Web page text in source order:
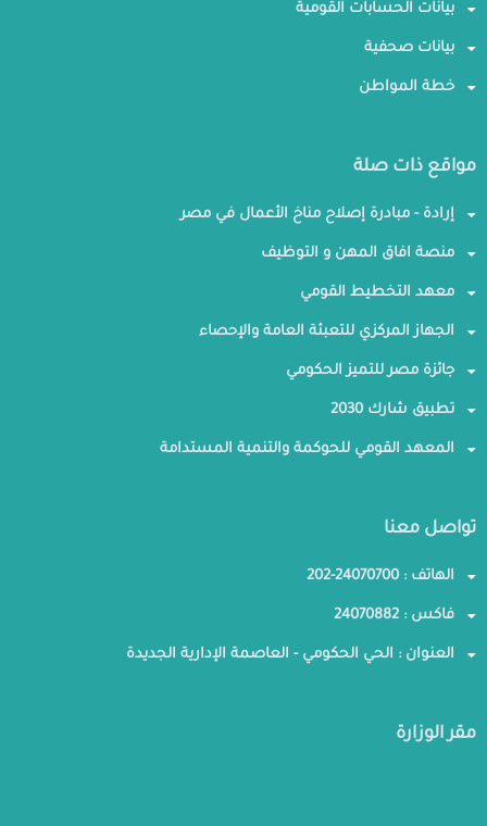
بيانات الحسابات القومية
بيانات صحفية
خطة المواطن
مواقع ذات صلة
إرادة - مبادرة إصلاح مناخ الأعمال في مصر
منصة افاق المهن و التوظيف
معهد التخطيط القومي
الجهاز المركزي للتعبئة العامة والإحصاء
جائزة مصر للتميز الحكومي
تطبيق شارك 2030
المعهد القومي للحوكمة والتنمية المستدامة
تواصل معنا
الهاتف : 24070700-202
فاكس : 24070882
العنوان : الحي الحكومي - العاصمة الإدارية الجديدة
مقر الوزارة